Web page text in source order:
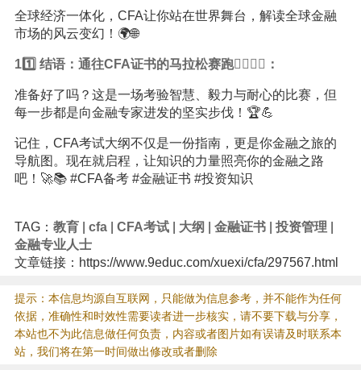
全球经济一体化，CFA让你站在世界舞台，解读全球金融
市场的风云变幻！🌍🌐
11️⃣ 结语：通往CFA证书的马拉松赛跑🏃‍♀️🏃‍♂️：
准备好了吗？这是一场考验智慧、毅力与耐心的比赛，但
每一步都是向金融专家进发的坚实步伐！🏆💪
记住，CFA考试大纲不仅是一份指南，更是你金融之旅的
导航图。现在就启程，让知识的力量照亮你的金融之路
吧！🚀📚 #CFA备考 #金融证书 #投资知识
TAG： 教育| cfa| CFA考试| 大纲 金融证书| 投资管理
金融专业人士
文章链接：https://www.9educ.com/xuexi/cfa/297567.html
提示：本信息均源自互联网，只能做为信息参考，并不能作为任何
依据，准确性和时效性需要读者进一步核实，请不要下载与分享，
本站也不为此信息做任何负责，内容或者图片如有误请及时联系本
站，我们将在第一时间做出修改或者删除